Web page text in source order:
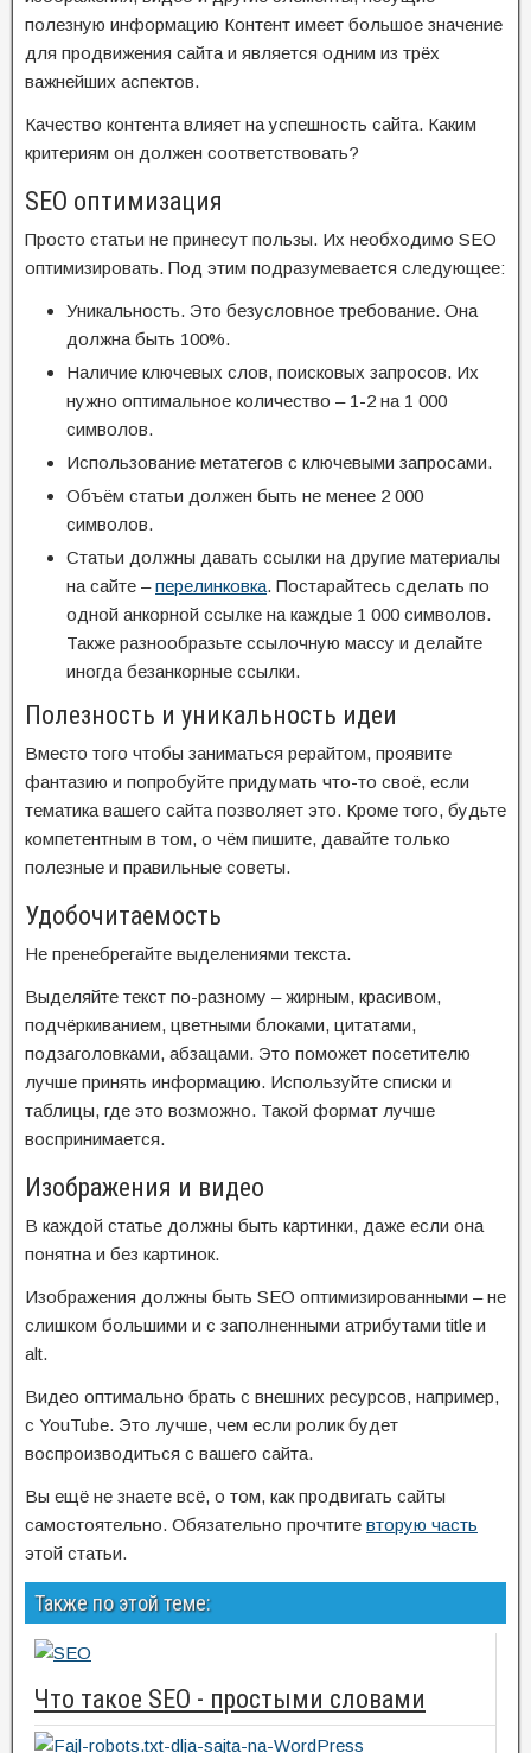
полезную информацию Контент имеет большое значение
для продвижения сайта и является одним из трёх
важнейших аспектов.
Качество контента влияет на успешность сайта. Каким
критериям он должен соответствовать?
SEO оптимизация
Просто статьи не принесут пользы. Их необходимо SEO
оптимизировать. Под этим подразумевается следующее:
Уникальность. Это безусловное требование. Она
должна быть 100%.
Наличие ключевых слов, поисковых запросов. Их
нужно оптимальное количество – 1-2 на 1 000
символов.
Использование метатегов с ключевыми запросами.
Объём статьи должен быть не менее 2 000
символов.
Статьи должны давать ссылки на другие материалы
на сайте –перелинковка. Постарайтесь сделать по
одной анкорной ссылке на каждые 1 000 символов.
Также разнообразьте ссылочную массу и делайте
иногда безанкорные ссылки.
Полезность и уникальность идеи
Вместо того чтобы заниматься рерайтом, проявите
фантазию и попробуйте придумать что-то своё, если
тематика вашего сайта позволяет это. Кроме того, будьте
компетентным в том, о чём пишите, давайте только
полезные и правильные советы.
Удобочитаемость
Не пренебрегайте выделениями текста.
Выделяйте текст по-разному – жирным, красивом,
подчёркиванием, цветными блоками, цитатами,
подзаголовками, абзацами. Это поможет посетителю
лучше принять информацию. Используйте списки и
таблицы, где это возможно. Такой формат лучше
воспринимается.
Изображения и видео
В каждой статье должны быть картинки, даже если она
понятна и без картинок.
Изображения должны быть SEO оптимизированными – не
слишком большими и с заполненными атрибутами title и
alt.
Видео оптимально брать с внешних ресурсов, например,
с YouTube. Это лучше, чем если ролик будет
воспроизводиться с вашего сайта.
Вы ещё не знаете всё, о том, как продвигать сайты
самостоятельно. Обязательно прочтите вторую часть
этой статьи.
Также по этой теме:
Что такое SEO - простыми словами